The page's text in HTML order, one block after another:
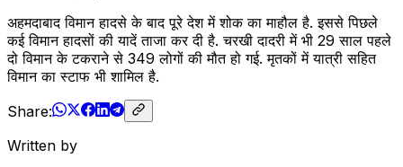
अहमदाबाद विमान हादसे के बाद पूरे देश में शोक का माहौल है. इससे पिछले
कई विमान हादसों की यादें ताजा कर दी है. चरखी दादरी में भी 29 साल पहले
दो विमान के टकराने से 349 लोगों की मौत हो गई. मृतकों में यात्री सहित
विमान का स्टाफ भी शामिल है.
Share:
Written by